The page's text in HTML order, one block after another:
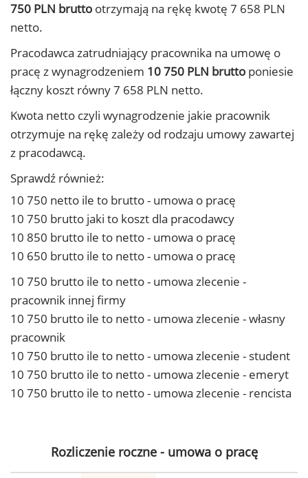
750 PLN brutto otrzymają na rękę kwotę 7 658 PLN
netto.
Pracodawca zatrudniający pracownika na umowę o
pracę z wynagrodzeniem 10 750 PLN brutto poniesie
łączny koszt równy 7 658 PLN netto.
Kwota netto czyli wynagrodzenie jakie pracownik
otrzymuje na rękę zależy od rodzaju umowy zawartej
z pracodawcą.
Sprawdź również:
10 750 netto ile to brutto - umowa o pracę
10 750 brutto jaki to koszt dla pracodawcy
10 850 brutto ile to netto - umowa o pracę
10 650 brutto ile to netto - umowa o pracę
10 750 brutto ile to netto - umowa zlecenie -
pracownik innej firmy
10 750 brutto ile to netto - umowa zlecenie - własny
pracownik
10 750 brutto ile to netto - umowa zlecenie - student
10 750 brutto ile to netto - umowa zlecenie - emeryt
10 750 brutto ile to netto - umowa zlecenie - rencista
Rozliczenie roczne - umowa o pracę